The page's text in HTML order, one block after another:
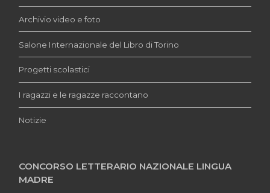
Archivio video e foto
Salone Internazionale del Libro di Torino
Progetti scolastici
I ragazzi e le ragazze raccontano
Notizie
CONCORSO LETTERARIO NAZIONALE LINGUA
MADRE